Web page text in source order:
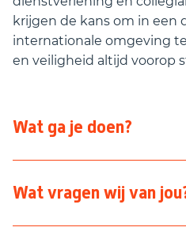
krijgen de kans om in een
internationale omgeving
en veiligheid altijd voorop
Wat ga je doen?
Als Combi-chauffeur
bevroren groepagelading –
vlees in kratten en zuivel –
Wat vragen wij van